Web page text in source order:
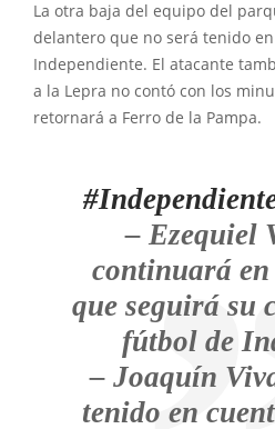
La otra baja del equipo del
delantero que no será tenido
Independiente. El atacante
a la Lepra no contó con los
retornará a Ferro de la Pampa.
– Ezequiel
continuará
que seguirá su
fútbol de
– Joaquín
tenido en